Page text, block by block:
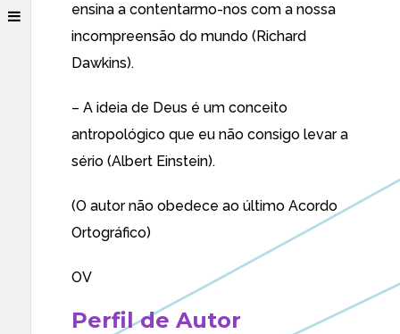
ensina a contentarmo-nos com a nossa
incompreensão do mundo (Richard
Dawkins).
– A ideia de Deus é um conceito
antropológico que eu não consigo levar a
sério (Albert Einstein).
(O autor não obedece ao último Acordo
Ortográfico)
OV
Perfil de Autor